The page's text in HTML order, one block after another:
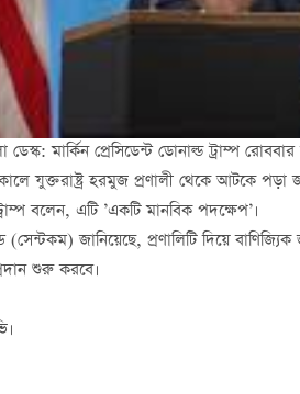
মার্কিন প্রেসিডেন্ট ডোনাল্ড ট্রাম্প
যুক্তরাষ্ট্র হরমুজ প্রণালী থেকে আটকে
বলেন, এটি ’একটি মানবিক পদক্ষেপ’।
(সেন্টকম) জানিয়েছে, প্রণালিটি দিয়ে
শুরু করবে।